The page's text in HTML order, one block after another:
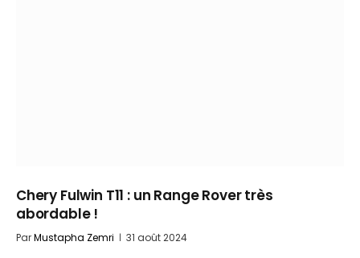
Chery Fulwin T11 : un Range Rover très
abordable !
ParMustapha Zemri 31 août 2024